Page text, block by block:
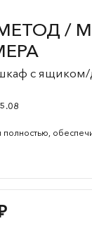
/
с ящиком/
полностью,